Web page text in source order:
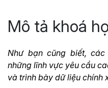
Mô tả khoá
Như bạn cũng biết,
những lĩnh vực yêu cầu
và trình bày dữ liệu chính